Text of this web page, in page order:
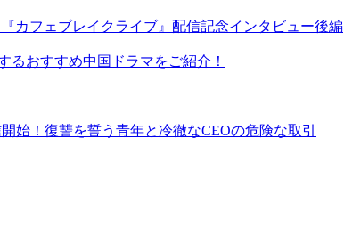
カフェブレイクライブ』配信記念インタビュー後編
るおすすめ中国ドラマをご紹介！
始！復讐を誓う青年と冷徹なCEOの危険な取引